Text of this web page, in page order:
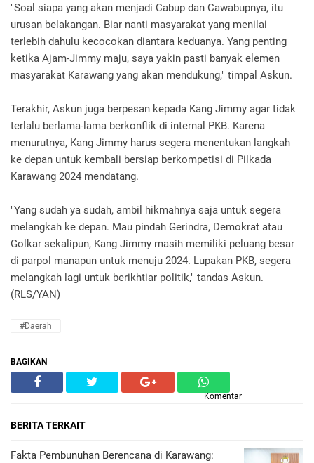
"Soal siapa yang akan menjadi Cabup dan Cawabupnya, itu
urusan belakangan. Biar nanti masyarakat yang menilai
terlebih dahulu kecocokan diantara keduanya. Yang penting
ketika Ajam-Jimmy maju, saya yakin pasti banyak elemen
masyarakat Karawang yang akan mendukung," timpal Askun.
Terakhir, Askun juga berpesan kepada Kang Jimmy agar tidak
terlalu berlama-lama berkonflik di internal PKB. Karena
menurutnya, Kang Jimmy harus segera menentukan langkah
ke depan untuk kembali bersiap berkompetisi di Pilkada
Karawang 2024 mendatang.
"Yang sudah ya sudah, ambil hikmahnya saja untuk segera
melangkah ke depan. Mau pindah Gerindra, Demokrat atau
Golkar sekalipun, Kang Jimmy masih memiliki peluang besar
di parpol manapun untuk menuju 2024. Lupakan PKB, segera
melangkah lagi untuk berikhtiar politik," tandas Askun.
(RLS/YAN)
#daerah
BAGIKAN
Komentar
BERITA TERKAIT
Fakta Pembunuhan Berencana di Karawang: